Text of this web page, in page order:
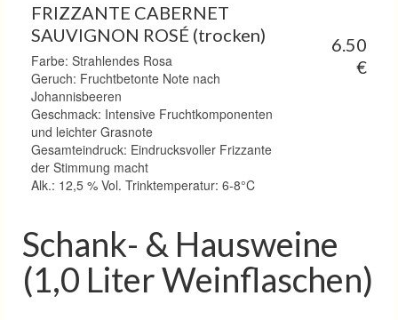
FRIZZANTE CABERNET
SAUVIGNON ROSÉ (trocken)
Farbe: Strahlendes Rosa
Geruch: Fruchtbetonte Note nach
Johannisbeeren
Geschmack: Intensive Fruchtkomponenten
und leichter Grasnote
Gesamteindruck: Eindrucksvoller Frizzante
der Stimmung macht
Alk.: 12,5 % Vol. Trinktemperatur: 6-8°C
6.50
€
Schank- & Hausweine
(1,0 Liter Weinflaschen)